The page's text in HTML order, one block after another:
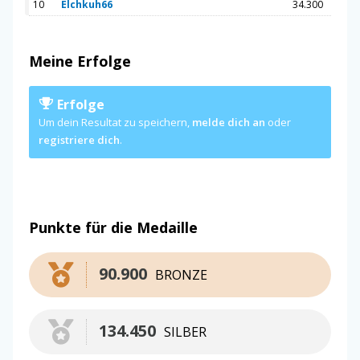
10 Elchkuh66 34.300
Meine Erfolge
Erfolge
Um dein Resultat zu speichern, melde dich an oder
registriere dich.
Punkte für die Medaille
BRONZE
90.900
SILBER
134.450